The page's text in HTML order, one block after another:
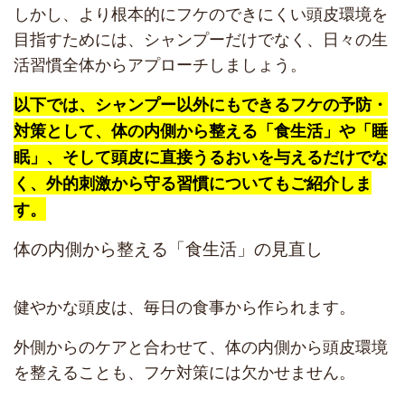
しかし、より根本的にフケのできにくい頭皮環境を
目指すためには、シャンプーだけでなく、日々の生
活習慣全体からアプローチしましょう。
以下では、シャンプー以外にもできるフケの予防・
対策として、体の内側から整える「食生活」や「睡
眠」、そして頭皮に直接うるおいを与えるだけでな
く、外的刺激から守る習慣についてもご紹介しま
す。
体の内側から整える「食生活」の見直し
健やかな頭皮は、毎日の食事から作られます。
外側からのケアと合わせて、体の内側から頭皮環境
を整えることも、フケ対策には欠かせません。